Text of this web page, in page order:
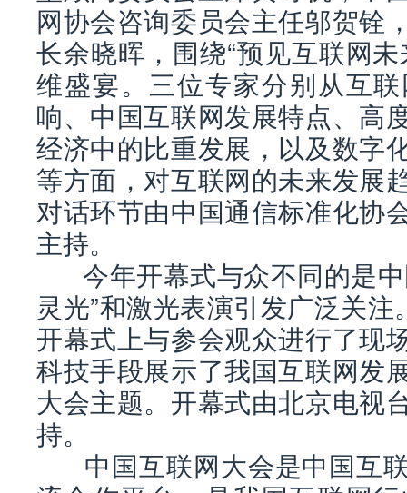
网协会咨询委员会主任邬贺铨
长余晓晖，围绕“预见互联网
维盛宴。三位专家分别从互
响、中国互联网发展特点、高
经济中的比重发展，以及数字
等方面，对互联网的未来发展
对话环节由中国通信标准化协
主持。
今年开幕式与众不同的是中
灵光”和激光表演引发广泛关注
开幕式上与参会观众进行了现
科技手段展示了我国互联网发
大会主题。开幕式由北京电视
持。
中国互联网大会是中国互